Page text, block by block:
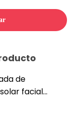
de
facial
de
ultraligera